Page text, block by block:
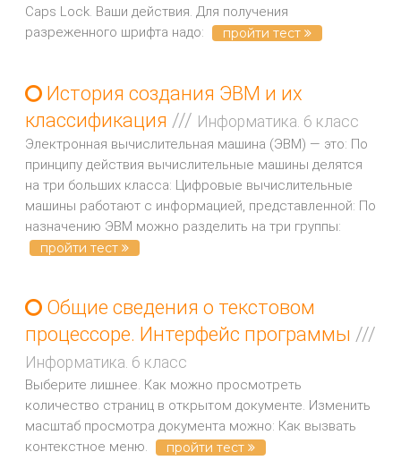
Caps Lock. Ваши действия. Для получения
разреженного шрифта надо:
пройти тест
История создания ЭВМ и их
классификация /// Информатика. 6 класс
Электронная вычислительная машина (ЭВМ) — это: По
принципу действия вычислительные машины делятся
на три больших класса: Цифровые вычислительные
машины работают с информацией, представленной: По
назначению ЭВМ можно разделить на три группы:
пройти тест
Общие сведения о текстовом
процессоре. Интерфейс программы ///
Информатика. 6 класс
Выберите лишнее. Как можно просмотреть
количество страниц в открытом документе. Изменить
масштаб просмотра документа можно: Как вызвать
контекстное меню.
пройти тест